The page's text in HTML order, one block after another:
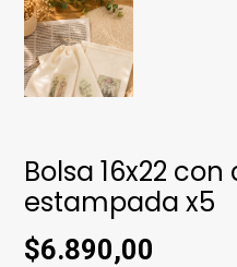
Bolsa 16x22
estampada x5
$6.890,00